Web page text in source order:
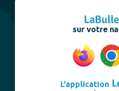
sur votre
L'application